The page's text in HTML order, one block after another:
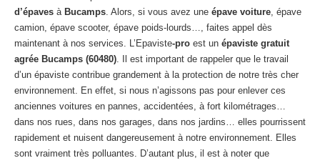
Centreagréé VHU 92 : casse auto avec destruction
Centreagréé VHU 93 : casse auto avec destruction
Centreagréé VHU 94 : casse auto avec destruction
Centreagréé VHU 95 : casse auto avec destruction
DOCUMENTSÀ JOINDRE
RACHATVÉHICULES
d’épaves à Bucamps. Alors, si vous avez une épave voiture, épave
camion, épave scooter, épave poids-lourds…, faites appel dès
maintenant à nos services. L’Epaviste-pro est un épaviste gratuit
agrée Bucamps (60480). Il est important de rappeler que le travail
d’un épaviste contribue grandement à la protection de notre très cher
environnement. En effet, si nous n’agissons pas pour enlever ces
anciennes voitures en pannes, accidentées, à fort kilométrages…
dans nos rues, dans nos garages, dans nos jardins… elles pourrissent
rapidement et nuisent dangereusement à notre environnement. Elles
sont vraiment très polluantes. D’autant plus, il est à noter que